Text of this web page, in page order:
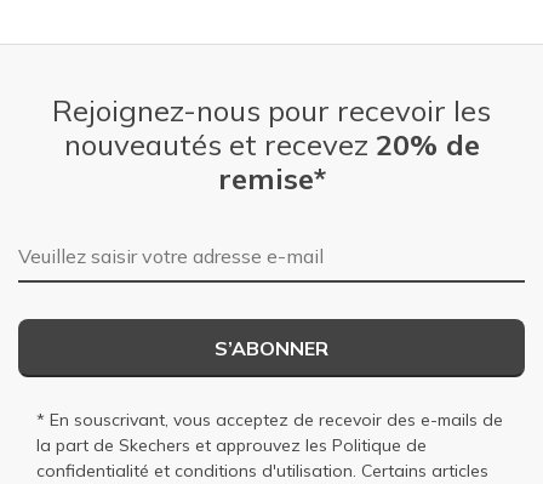
Rejoignez-nous pour recevoir les
nouveautés et recevez 20% de
remise*
Adresse e-mail
S’ABONNER
* En souscrivant, vous acceptez de recevoir des e-mails de
la part de Skechers et approuvez les Politique de
confidentialité et conditions d'utilisation. Certains articles